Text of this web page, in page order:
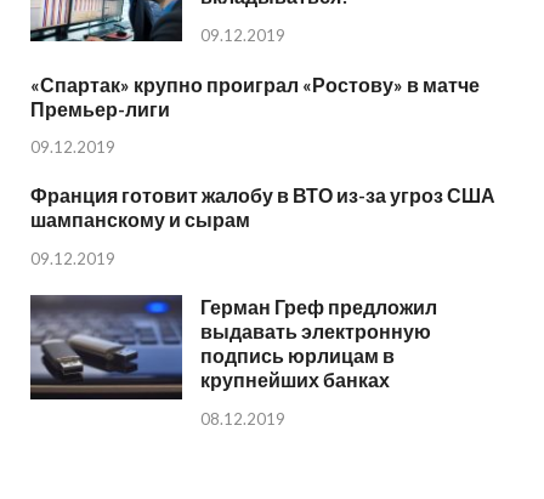
09.12.2019
«Спартак» крупно проиграл «Ростову» в матче
Премьер-лиги
09.12.2019
Франция готовит жалобу в ВТО из-за угроз США
шампанскому и сырам
09.12.2019
Герман Греф предложил
выдавать электронную
подпись юрлицам в
крупнейших банках
08.12.2019